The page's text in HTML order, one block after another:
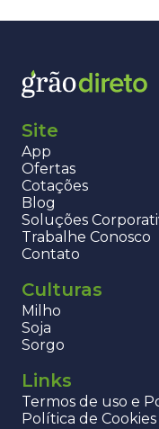
Site
App
Ofertas
Cotações
Blog
Soluções
Trabalhe Conosco
Contato
Culturas
Milho
Soja
Sorgo
Links
Termos de uso e
Política de Cookies